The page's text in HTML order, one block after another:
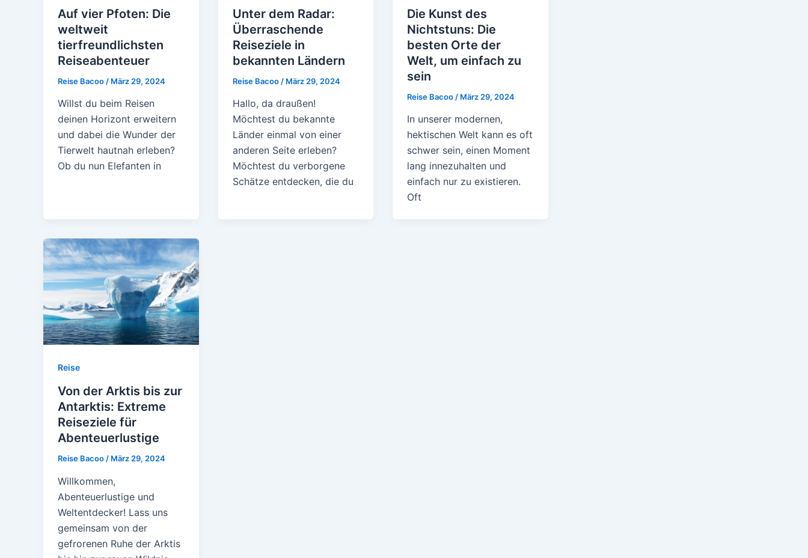
Auf vier Pfoten: Die
weltweit
tierfreundlichsten
Reiseabenteuer
Reise Bacoo / März 29, 2024
Willst du beim Reisen
deinen Horizont erweitern
und dabei die Wunder der
Tierwelt hautnah erleben?
Ob du nun Elefanten in
Unter dem Radar:
Überraschende
Reiseziele in
bekannten Ländern
Reise Bacoo / März 29, 2024
Hallo, da draußen!
Möchtest du bekannte
Länder einmal von einer
anderen Seite erleben?
Möchtest du verborgene
Schätze entdecken, die du
Die Kunst des
Nichtstuns: Die
besten Orte der
Welt, um einfach zu
sein
Reise Bacoo / März 29, 2024
In unserer modernen,
hektischen Welt kann es oft
schwer sein, einen Moment
lang innezuhalten und
einfach nur zu existieren.
Oft
Reise
Von der Arktis bis zur
Antarktis: Extreme
Reiseziele für
Abenteuerlustige
Reise Bacoo/ März 29, 2024
Willkommen,
Abenteuerlustige und
Weltentdecker! Lass uns
gemeinsam von der
gefrorenen Ruhe der Arktis